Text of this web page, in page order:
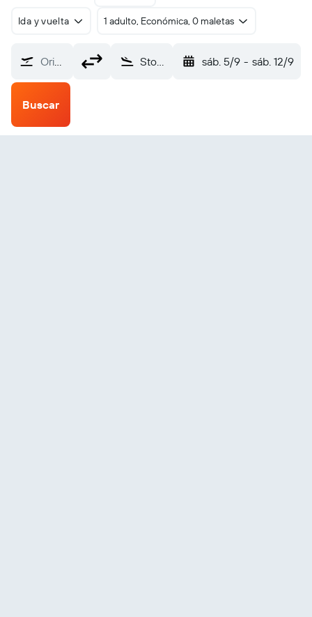
Ida y vuelta 1 adulto, Económica, 0 maletas
Origen Stockton (SCK) sáb. 5/9 - sáb. 12/9
Buscar